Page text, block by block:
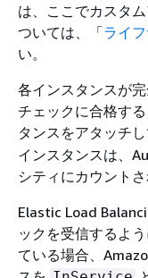
は、ここでカスタ
ついては、「ライ
い。
各インスタンスが
チェックに合格す
タンスをアタッチし
インスタンスは、
シティにカウントさ
Elastic Load
ックを受信するよ
ている場合、